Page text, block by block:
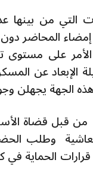
التي من
أو إمضاء
على مستوى
الإبعاد عن
الجهة يجهلن
من قبل
وطلب
الحماية في